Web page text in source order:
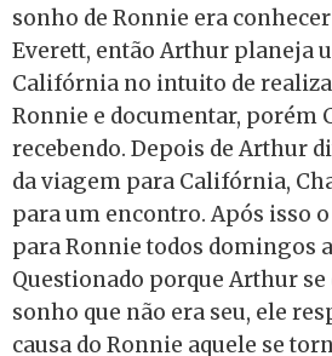
sonho de Ronnie era
Everett, então Arthur planeja
Califórnia no intuito de
Ronnie e documentar, porém
recebendo. Depois de Arthur
da viagem para Califórnia,
para um encontro. Após isso
para Ronnie todos domingos
Questionado porque Arthur
sonho que não era seu, ele
causa do Ronnie aquele se